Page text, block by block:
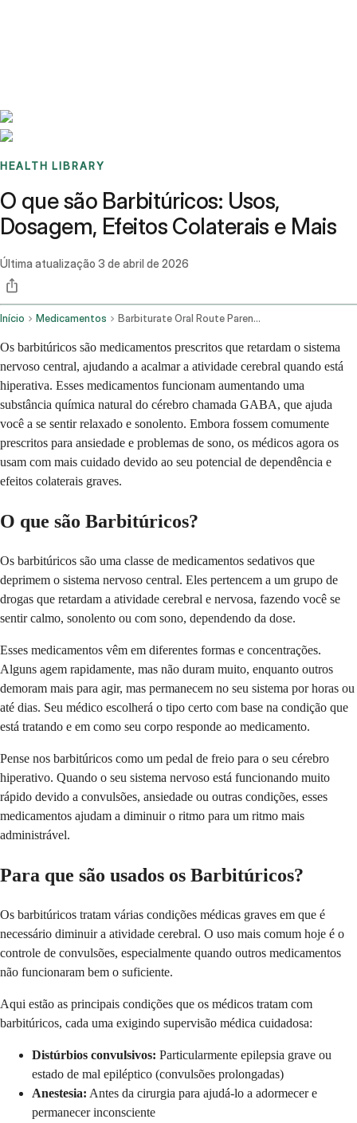
HEALTH LIBRARY
O que são Barbitúricos: Usos,
Dosagem, Efeitos Colaterais e Mais
Última atualização 3 de abril de 2026
Início Medicamentos Barbiturate Oral Route Parenteral Route Rectal Route
Os barbitúricos são medicamentos prescritos que retardam o sistema
nervoso central, ajudando a acalmar a atividade cerebral quando está
hiperativa. Esses medicamentos funcionam aumentando uma
substância química natural do cérebro chamada GABA, que ajuda
você a se sentir relaxado e sonolento. Embora fossem comumente
prescritos para ansiedade e problemas de sono, os médicos agora os
usam com mais cuidado devido ao seu potencial de dependência e
efeitos colaterais graves.
O que são Barbitúricos?
Os barbitúricos são uma classe de medicamentos sedativos que
deprimem o sistema nervoso central. Eles pertencem a um grupo de
drogas que retardam a atividade cerebral e nervosa, fazendo você se
sentir calmo, sonolento ou com sono, dependendo da dose.
Esses medicamentos vêm em diferentes formas e concentrações.
Alguns agem rapidamente, mas não duram muito, enquanto outros
demoram mais para agir, mas permanecem no seu sistema por horas ou
até dias. Seu médico escolherá o tipo certo com base na condição que
está tratando e em como seu corpo responde ao medicamento.
Pense nos barbitúricos como um pedal de freio para o seu cérebro
hiperativo. Quando o seu sistema nervoso está funcionando muito
rápido devido a convulsões, ansiedade ou outras condições, esses
medicamentos ajudam a diminuir o ritmo para um ritmo mais
administrável.
Para que são usados os Barbitúricos?
Os barbitúricos tratam várias condições médicas graves em que é
necessário diminuir a atividade cerebral. O uso mais comum hoje é o
controle de convulsões, especialmente quando outros medicamentos
não funcionaram bem o suficiente.
Aqui estão as principais condições que os médicos tratam com
barbitúricos, cada uma exigindo supervisão médica cuidadosa:
Distúrbios convulsivos: Particularmente epilepsia grave ou
estado de mal epiléptico (convulsões prolongadas)
Anestesia: Antes da cirurgia para ajudá-lo a adormecer e
permanecer inconsciente